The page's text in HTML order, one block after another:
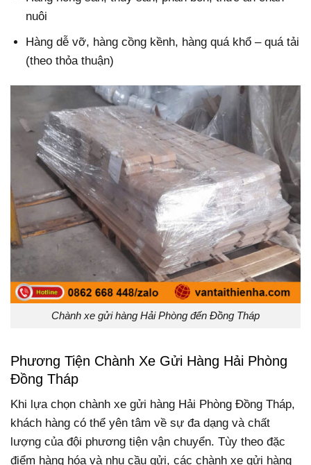
nuôi
Hàng dễ vỡ, hàng cồng kềnh, hàng quá khổ – quá tải
(theo thỏa thuận)
Chành xe gửi hàng Hải Phòng đến Đồng Tháp
Phương Tiện Chành Xe Gửi Hàng Hải Phòng
Đồng Tháp
Khi lựa chọn chành xe gửi hàng Hải Phòng Đồng Tháp,
khách hàng có thể yên tâm về sự đa dạng và chất
lượng của đội phương tiện vận chuyển. Tùy theo đặc
điểm hàng hóa và nhu cầu gửi, các chành xe gửi hàng